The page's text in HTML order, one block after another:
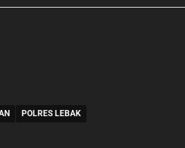
POLRES LEBAK